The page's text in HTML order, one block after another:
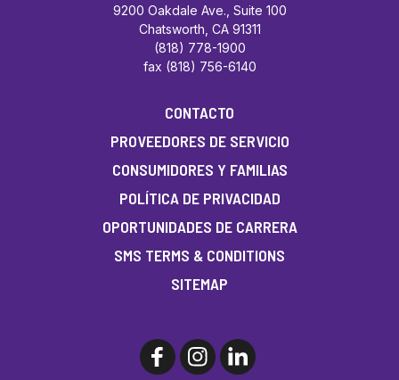
9200 Oakdale Ave., Suite 100
Chatsworth, CA 91311
(818) 778-1900
fax (818) 756-6140
CONTACTO
PROVEEDORES DE SERVICIO
CONSUMIDORES Y FAMILIAS
POLÍTICA DE PRIVACIDAD
OPORTUNIDADES DE CARRERA
SMS TERMS & CONDITIONS
SITEMAP